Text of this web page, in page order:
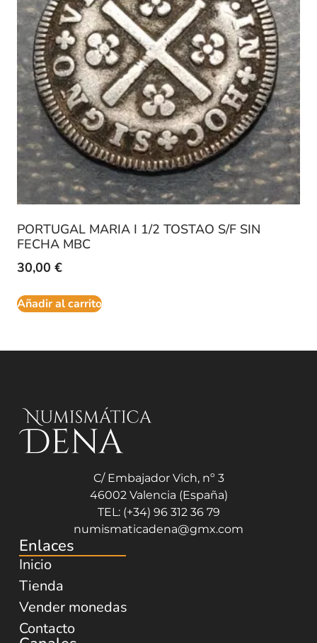
PORTUGAL MARIA I 1/2 TOSTAO S/F SIN
FECHA MBC
30,00 €
Añadir al carrito
C/ Embajador Vich, nº 3
46002 Valencia (España)
TEL: (+34) 96 312 36 79
numismaticadena@gmx.com
Enlaces
Inicio
Tienda
Vender monedas
Contacto